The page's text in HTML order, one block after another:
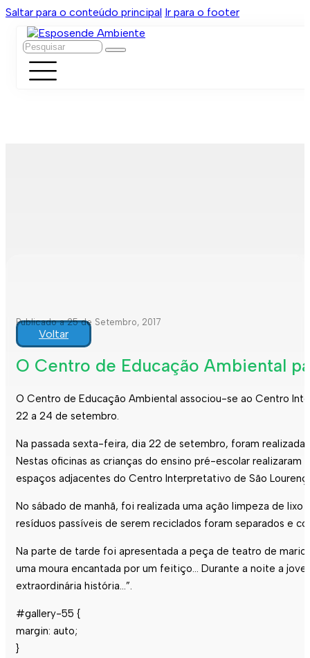
Saltar para o conteúdo principal Ir para o footer
Pesquisar
Publicado a 25 de Setembro, 2017
Voltar
O Centro de Educação Ambiental
O Centro de Educação Ambiental associou-se ao Centro
22 a 24 de setembro.
Na passada sexta-feira, dia 22 de setembro, foram
Nestas oficinas as crianças do ensino pré-escolar
espaços adjacentes do Centro Interpretativo de São
No sábado de manhã, foi realizada uma ação limpeza de
resíduos passíveis de serem reciclados foram separados e
Na parte de tarde foi apresentada a peça de teatro de
uma moura encantada por um feitiço… Durante a noite a
extraordinária história…”.
#gallery-55 {
margin: auto;
}